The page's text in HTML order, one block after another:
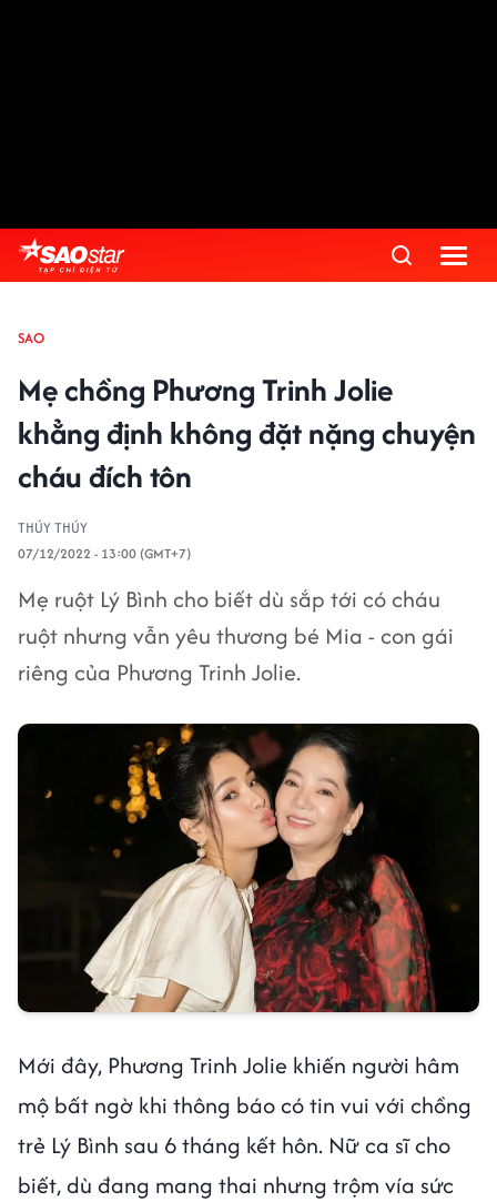
SAO
Mẹ chồng Phương Trinh Jolie
khẳng định không đặt nặng chuyện
cháu đích tôn
THÚY THÚY
07/12/2022 - 13:00 (GMT+7)
Mẹ ruột Lý Bình cho biết dù sắp tới có cháu
ruột nhưng vẫn yêu thương bé Mia - con gái
riêng của Phương Trinh Jolie.
Mới đây, Phương Trinh Jolie khiến người hâm
mộ bất ngờ khi thông báo có tin vui với chồng
trẻ Lý Bình sau 6 tháng kết hôn. Nữ ca sĩ cho
biết, dù đang mang thai nhưng trộm vía sức